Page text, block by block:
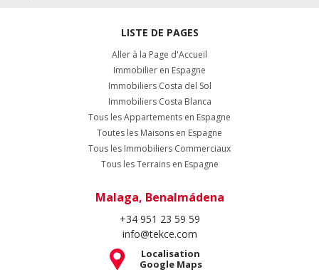
LISTE DE PAGES
Aller à la Page d'Accueil
Immobilier en Espagne
Immobiliers Costa del Sol
Immobiliers Costa Blanca
Tous les Appartements en Espagne
Toutes les Maisons en Espagne
Tous les Immobiliers Commerciaux
Tous les Terrains en Espagne
Malaga, Benalmádena
+34 951 23 59 59
info@tekce.com
Localisation
Google Maps